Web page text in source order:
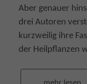
Aber genauer
drei Autoren
kurzweilig ihre
der Heilpflanzen